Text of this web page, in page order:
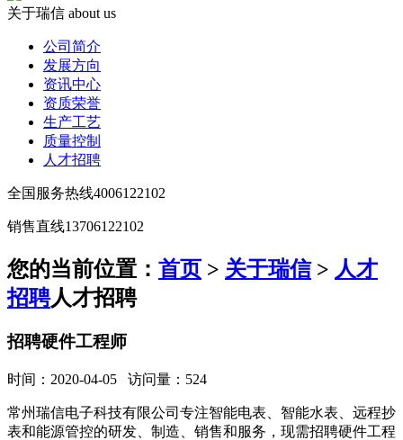
关于瑞信 about us
公司简介
发展方向
资讯中心
资质荣誉
生产工艺
质量控制
人才招聘
全国服务热线4006122102
销售直线13706122102
您的当前位置： 首页 > 关于瑞信> 人才
招聘人才招聘
招聘硬件工程师
时间：2020-04-05 访问量：524
常州瑞信电子科技有限公司专注智能电表、智能水表、远程抄
表和能源管控的研发、制造、销售和服务，现需招聘硬件工程